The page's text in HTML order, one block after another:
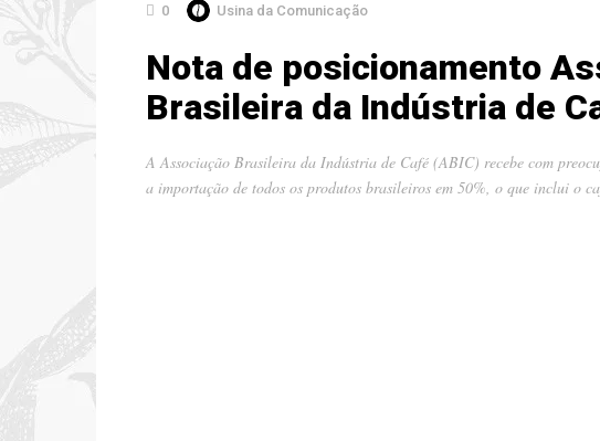
0 Usina da Comunicação
Nota de posicionamento
Brasileira da Indústria de
A Associação Brasileira da Indústria de Café (ABIC) recebe com
a importação de todos os produtos brasileiros em 50%, o que inclui o